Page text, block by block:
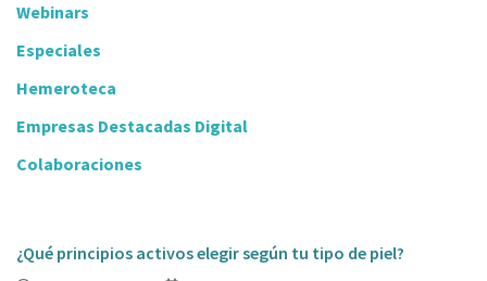
Webinars
Especiales
Hemeroteca
Empresas Destacadas Digital
Colaboraciones
¿Qué principios activos elegir según tu tipo de piel?